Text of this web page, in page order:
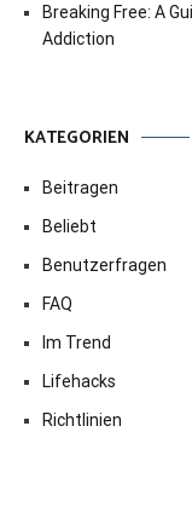
Breaking Free: A
Addiction
KATEGORIEN
Beitragen
Beliebt
Benutzerfragen
FAQ
Im Trend
Lifehacks
Richtlinien